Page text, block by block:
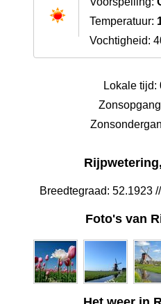
Temperatuur:
Vochtigheid:
Lokale tijd:
Breedtegraad: 52.1923
Foto's van